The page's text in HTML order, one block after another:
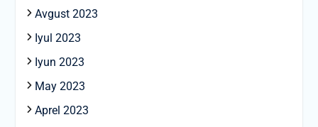
Avgust 2023
Iyul 2023
Iyun 2023
May 2023
Aprel 2023